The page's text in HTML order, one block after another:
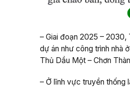
– Giai đoạn 2025 – 2030,
dự án như công trình nhà
Thủ Dầu Một – Chơn
– Ở lĩnh vực truyền thống